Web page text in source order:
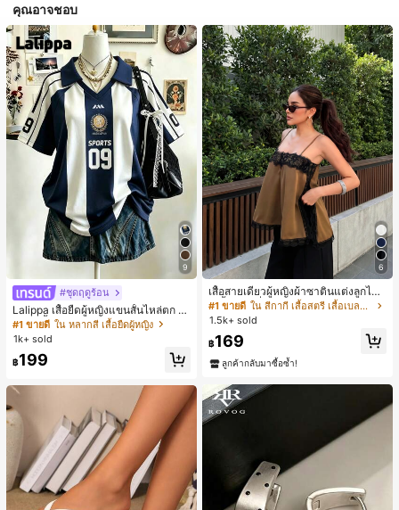
คุณอาจชอบ
9
#ชุดฤดูร้อน
Lalippa เสื้อยืดผู้หญิงแขนสั้นไหล่ตก ค
อวีปกเสื้อ ลายพิมพ์ดิจิทัลลายทาง สไตล์
สปอร์ตแฟชั่นมินิมอล ของขวัญสำหรับเ
พื่อน
#1 ขายดี ใน หลากสี เสื้อยืดผู้หญิง
1k+ sold
฿199
6
เสื้อสายเดี่ยวผู้หญิงผ้าซาตินแต่งลูกไม้
- เสื้อสายเดี่ยวฤดูร้อนสีคากีมีรอยผ่าด้า
นข้างที่น่าดึงดูดแบบสบายๆ
#1 ขายดี
ใน สีกากี เสื้อสตรี เสื้อเบลาส์ & Tee
1.5k+ sold
฿169
ลูกค้ากลับมาซื้อซ้ำ!